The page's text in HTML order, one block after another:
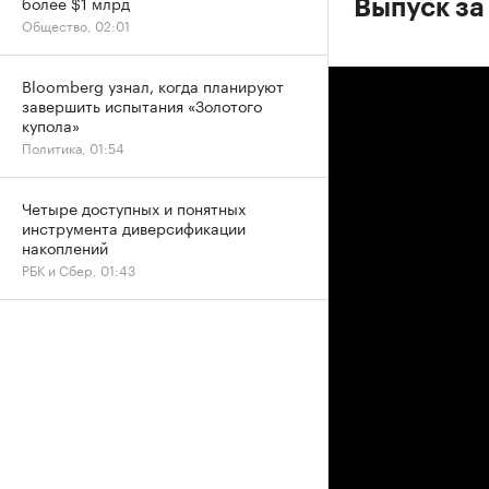
Выпуск
Общество, 02:01
Bloomberg узнал, когда планируют
завершить испытания «Золотого
купола»
Политика, 01:54
Четыре доступных и понятных
инструмента диверсификации
накоплений
РБК и Сбер, 01:43